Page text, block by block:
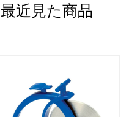
最近見た商品